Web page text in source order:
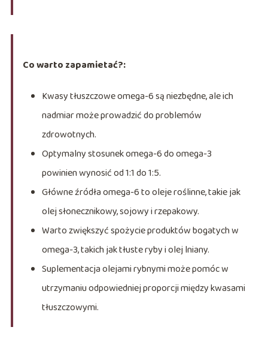
Co warto zapamietać?:
Kwasy tłuszczowe omega-6 są niezbędne, ale ich
nadmiar może prowadzić do problemów
zdrowotnych.
Optymalny stosunek omega-6 do omega-3
powinien wynosić od 1:1 do 1:5.
Główne źródła omega-6 to oleje roślinne, takie jak
olej słonecznikowy, sojowy i rzepakowy.
Warto zwiększyć spożycie produktów bogatych w
omega-3, takich jak tłuste ryby i olej lniany.
Suplementacja olejami rybnymi może pomóc w
utrzymaniu odpowiedniej proporcji między kwasami
tłuszczowymi.